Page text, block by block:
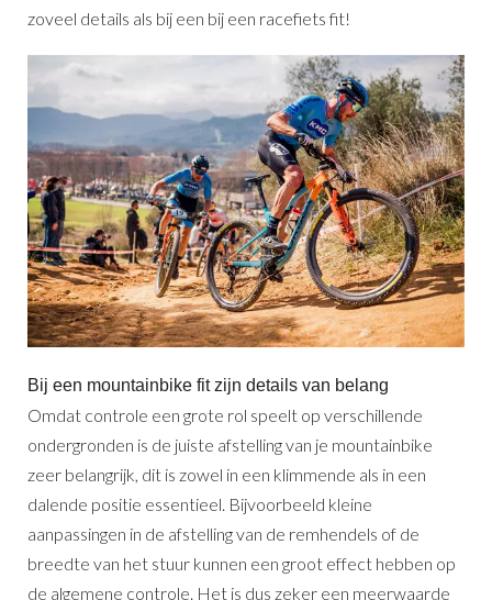
zoveel details als bij een bij een racefiets fit!
Bij een mountainbike fit zijn details van belang
Omdat controle een grote rol speelt op verschillende
ondergronden is de juiste afstelling van je mountainbike
zeer belangrijk, dit is zowel in een klimmende als in een
dalende positie essentieel. Bijvoorbeeld kleine
aanpassingen in de afstelling van de remhendels of de
breedte van het stuur kunnen een groot effect hebben op
de algemene controle. Het is dus zeker een meerwaarde